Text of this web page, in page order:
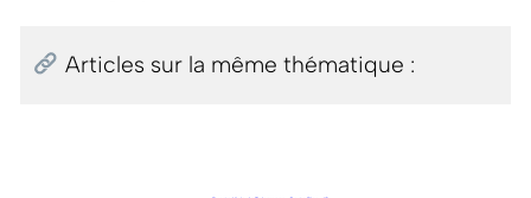
Articles sur la même thématique :